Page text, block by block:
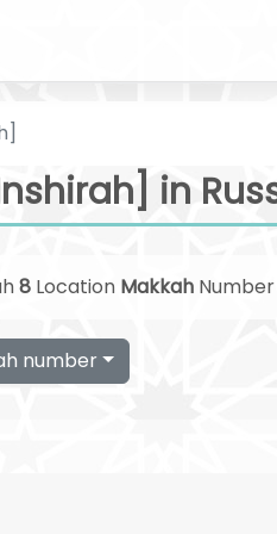
in
8 Location Makkah Number
number